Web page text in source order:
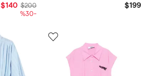
$199
$200
$140
-%30